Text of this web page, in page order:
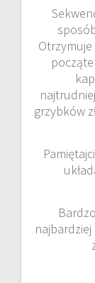
grzybków
najbardziej